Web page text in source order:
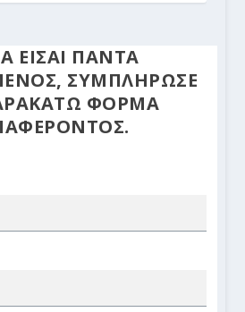
ΕΙΣΑΙ ΠΑΝΤΑ
ΣΥΜΠΛΗΡΩΣΕ
ΦΟΡΜΑ